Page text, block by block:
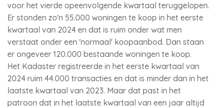
voor het vierde opeenvolgende kwartaal teruggelopen.
Er stonden zo'n 55.000 woningen te koop in het eerste
kwartaal van 2024 en dat is ruim onder wat men
verstaat onder een 'normaal' koopaanbod. Dan staan
er ongeveer 120.000 bestaande woningen te koop.
Het Kadaster registreerde in het eerste kwartaal van
2024 ruim 44.000 transacties en dat is minder dan in het
laatste kwartaal van 2023. Maar dat past in het
patroon dat in het laatste kwartaal van een jaar altijd